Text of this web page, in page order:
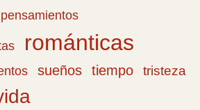
pensamientos
románticas
sueños tiempo
tristeza